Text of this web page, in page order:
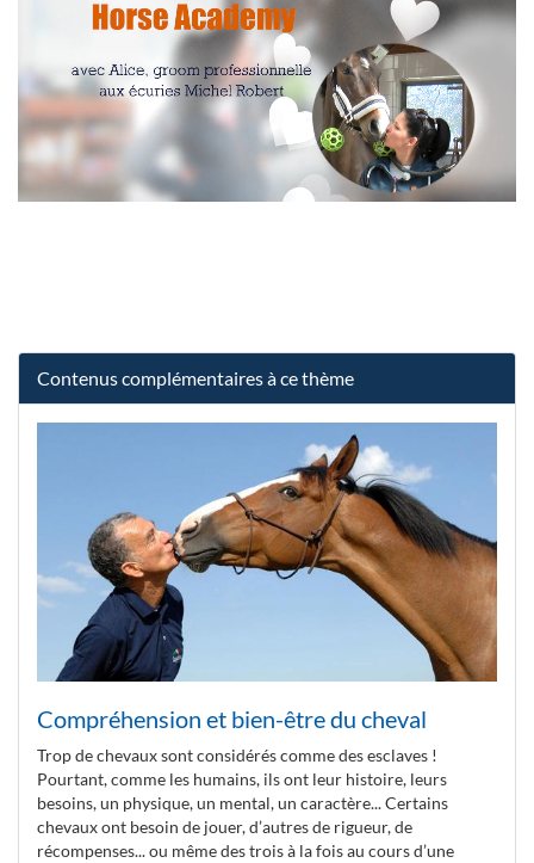
Contenus complémentaires à ce thème
Compréhension et bien-être du cheval
Trop de chevaux sont considérés comme des esclaves !
Pourtant, comme les humains, ils ont leur histoire, leurs
besoins, un physique, un mental, un caractère... Certains
chevaux ont besoin de jouer, d’autres de rigueur, de
récompenses... ou même des trois à la fois au cours d’une